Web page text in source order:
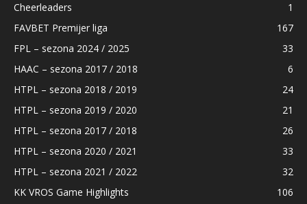
Cheerleaders
1
FAVBET Premijer liga
167
FPL – sezona 2024 / 2025
33
HAAC – sezona 2017 / 2018
6
HTPL – sezona 2018 / 2019
24
HTPL – sezona 2019 / 2020
21
HTPL – sezona 2017 / 2018
26
HTPL – sezona 2020 / 2021
33
HTPL – sezona 2021 / 2022
32
KK VROS Game Highlights
106